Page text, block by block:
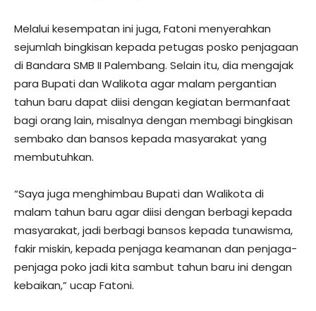
Melalui kesempatan ini juga, Fatoni menyerahkan
sejumlah bingkisan kepada petugas posko penjagaan
di Bandara SMB II Palembang. Selain itu, dia mengajak
para Bupati dan Walikota agar malam pergantian
tahun baru dapat diisi dengan kegiatan bermanfaat
bagi orang lain, misalnya dengan membagi bingkisan
sembako dan bansos kepada masyarakat yang
membutuhkan.
“Saya juga menghimbau Bupati dan Walikota di
malam tahun baru agar diisi dengan berbagi kepada
masyarakat, jadi berbagi bansos kepada tunawisma,
fakir miskin, kepada penjaga keamanan dan penjaga-
penjaga poko jadi kita sambut tahun baru ini dengan
kebaikan,” ucap Fatoni.